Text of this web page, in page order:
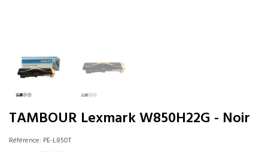
TAMBOUR Lexmark W850H22G - Noir
Référence: PE-L850T